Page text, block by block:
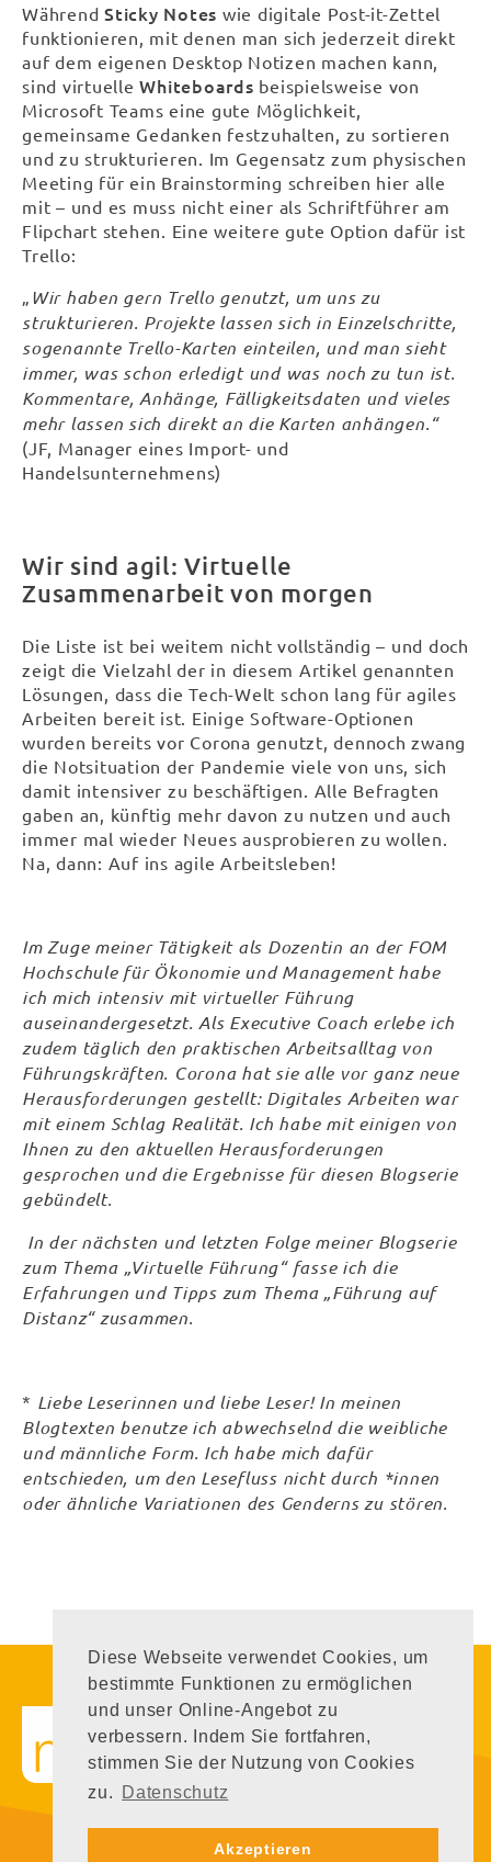
Diese Webseite verwendet Cookies, um
bestimmte Funktionen zu ermöglichen
und unser Online-Angebot zu
verbessern. Indem Sie fortfahren,
stimmen Sie der Nutzung von Cookies
zu.
Datenschutz
Akzeptieren
Executive Coaching
Organisations­entwicklung
Während Sticky Notes wie digitale Post-it-Zettel
funktionieren, mit denen man sich jederzeit direkt
auf dem eigenen Desktop Notizen machen kann,
sind virtuelleWhiteboards beispielsweise von
Microsoft Teams eine gute Möglichkeit,
gemeinsame Gedanken festzuhalten, zu sortieren
und zu strukturieren. Im Gegensatz zum physischen
Meeting für ein Brainstorming schreiben hier alle
mit – und es muss nicht einer als Schriftführer am
Flipchart stehen. Eine weitere gute Option dafür ist
Trello:
„ Wir haben gern Trello genutzt, um uns zu
strukturieren. Projekte lassen sich in Einzelschritte,
sogenannte Trello-Karten einteilen, und man sieht
immer, was schon erledigt und was noch zu tun ist.
Kommentare, Anhänge, Fälligkeitsdaten und vieles
mehr lassen sich direkt an die Karten anhängen.“
(JF, Manager eines Import- und
Handelsunternehmens)
Wir sind agil: Virtuelle
Zusammenarbeit von morgen
Die Liste ist bei weitem nicht vollständig – und doch
zeigt die Vielzahl der in diesem Artikel genannten
Lösungen, dass die Tech-Welt schon lang für agiles
Arbeiten bereit ist. Einige Software-Optionen
wurden bereits vor Corona genutzt, dennoch zwang
die Notsituation der Pandemie viele von uns, sich
damit intensiver zu beschäftigen. Alle Befragten
gaben an, künftig mehr davon zu nutzen und auch
immer mal wieder Neues ausprobieren zu wollen.
Na, dann: Auf ins agile Arbeitsleben!
Im Zuge meiner Tätigkeit als Dozentin an der FOM
Hochschule für Ökonomie und Management habe
ich mich intensiv mit virtueller Führung
auseinandergesetzt. Als Executive Coach erlebe ich
zudem täglich den praktischen Arbeitsalltag von
Führungskräften. Corona hat sie alle vor ganz neue
Herausforderungen gestellt: Digitales Arbeiten war
mit einem Schlag Realität. Ich habe mit einigen von
Ihnen zu den aktuellen Herausforderungen
gesprochen und die Ergebnisse für diesen Blogserie
gebündelt.
In der nächsten und letzten Folge meiner Blogserie
zum Thema „Virtuelle Führung“ fasse ich die
Erfahrungen und Tipps zum Thema „Führung auf
Distanz“ zusammen.
* Liebe Leserinnen und liebe Leser! In meinen
Blogtexten benutze ich abwechselnd die weibliche
und männliche Form. Ich habe mich dafür
entschieden, um den Lesefluss nicht durch *innen
oder ähnliche Variationen des Genderns zu stören.
Executive Coaching &
Organisational Development
Marion Pohl
mail@marion-pohl.com